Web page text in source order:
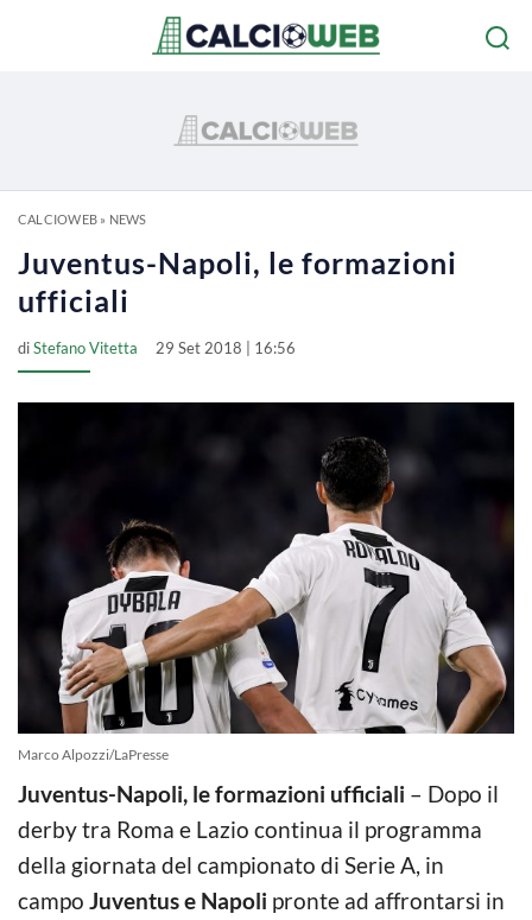
CALCIOWEB» NEWS
Juventus-Napoli, le formazioni
ufficiali
diStefano Vitetta 29 Set 2018 | 16:56
Marco Alpozzi/LaPresse
Juventus-Napoli, le formazioni ufficiali – Dopo il
derby tra Roma e Lazio continua il programma
della giornata del campionato di Serie A, in
campo Juventus e Napoli pronte ad affrontarsi in